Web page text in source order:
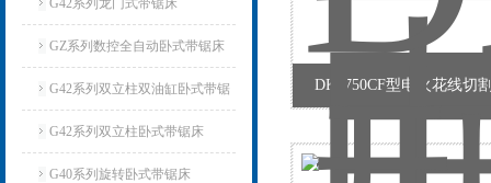
G42系列龙门式带锯床
GZ系列数控全自动卧式带锯床
G42系列双立柱双油缸卧式带锯
床
G42系列双立柱卧式带锯床
G40系列旋转卧式带锯床
DK7750CF型电火花线切